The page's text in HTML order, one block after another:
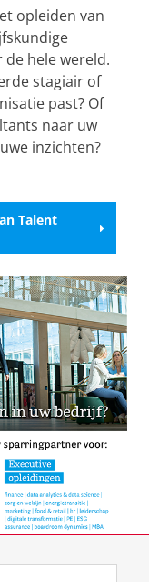
opleiden van
hele wereld.
stagiair of
past? Of
naar uw
inzichten?
Talent